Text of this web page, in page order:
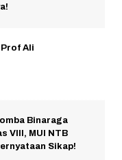
Ali
Binaraga
VIII, MUI NTB
Sikap!